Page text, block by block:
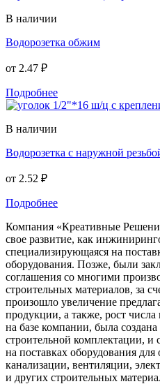
В наличии
Водорозетка обжим
от 2.47 ₽
Подробнее
В наличии
Водорозетка с наружной
от 2.52 ₽
Подробнее
Компания «Креативные
свое развитие, как
специализирующаяся на
оборудования. Позже, были
соглашения со многими
строительных материалов, за
произошло увеличение
продукции, а также, рост
на базе компании, была
строительной комплектации, и
на поставках оборудования
канализации, вентиляции,
и других строительных